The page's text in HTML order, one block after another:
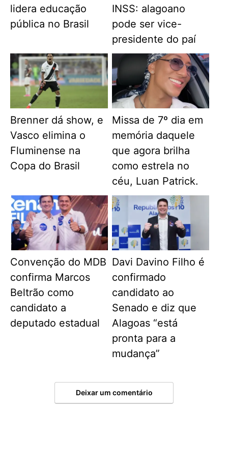
lidera educação
pública no Brasil
INSS: alagoano
pode ser vice-
presidente do paí
Brenner dá show, e
Vasco elimina o
Fluminense na
Copa do Brasil
Missa de 7º dia em
memória daquele
que agora brilha
como estrela no
céu, Luan Patrick.
Convenção do MDB
confirma Marcos
Beltrão como
candidato a
deputado estadual
Davi Davino Filho é
confirmado
candidato ao
Senado e diz que
Alagoas “está
pronta para a
mudança”
Deixar um comentário